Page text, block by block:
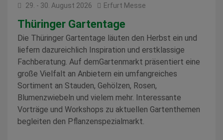
29. - 30. August 2026 Erfurt Messe
Thüringer Gartentage
Die Thüringer Gartentage läuten den Herbst ein und
liefern dazureichlich Inspiration und erstklassige
Fachberatung. Auf demGartenmarkt präsentiert eine
große Vielfalt an Anbietern ein umfangreiches
Sortiment an Stauden, Gehölzen, Rosen,
Blumenzwiebeln und vielem mehr. Interessante
Vorträge und Workshops zu aktuellen Gartenthemen
begleiten den Pflanzenspezialmarkt.